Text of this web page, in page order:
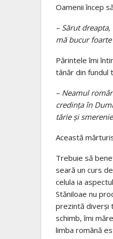
Oamenii încep
– Sărut
mă bucur
Părintele îmi
tânăr din fundul
– Neamul
credinţa în
tărie şi
Această
Trebuie să
seară un curs
celula ia
Stăniloae nu
prezintă diverşi
schimb, îmi
limba română